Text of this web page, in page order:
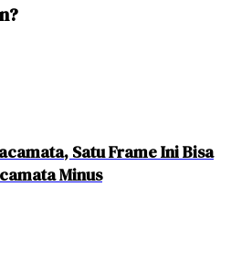
Satu Frame Ini Bisa
Minus